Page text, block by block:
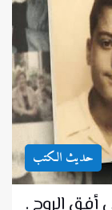
حديث الكتب